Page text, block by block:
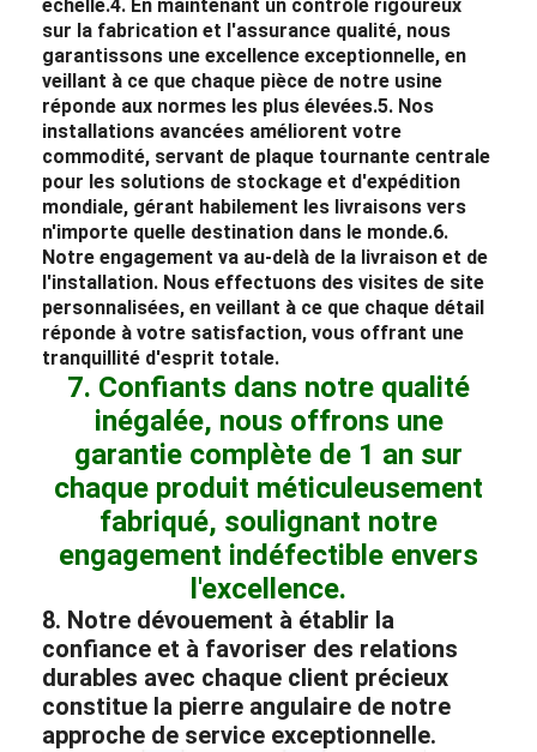
échelle.4. En maintenant un contrôle rigoureux
sur la fabrication et l'assurance qualité, nous
garantissons une excellence exceptionnelle, en
veillant à ce que chaque pièce de notre usine
réponde aux normes les plus élevées.5. Nos
installations avancées améliorent votre
commodité, servant de plaque tournante centrale
pour les solutions de stockage et d'expédition
mondiale, gérant habilement les livraisons vers
n'importe quelle destination dans le monde.6.
Notre engagement va au-delà de la livraison et de
l'installation. Nous effectuons des visites de site
personnalisées, en veillant à ce que chaque détail
réponde à votre satisfaction, vous offrant une
tranquillité d'esprit totale.
7. Confiants dans notre qualité
inégalée, nous offrons une
garantie complète de 1 an sur
chaque produit méticuleusement
fabriqué, soulignant notre
engagement indéfectible envers
l'excellence.
8. Notre dévouement à établir la
confiance et à favoriser des relations
durables avec chaque client précieux
constitue la pierre angulaire de notre
approche de service exceptionnelle.